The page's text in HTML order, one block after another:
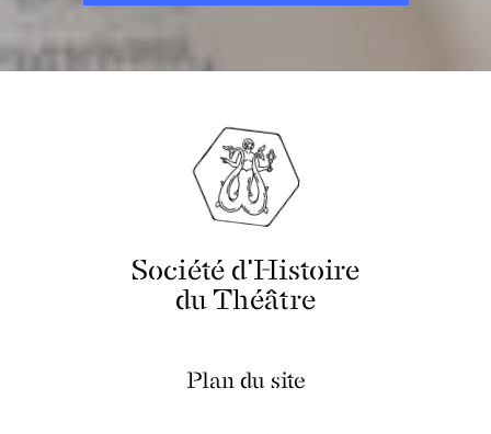
Société d'Histoire
du Théâtre
Plan du site